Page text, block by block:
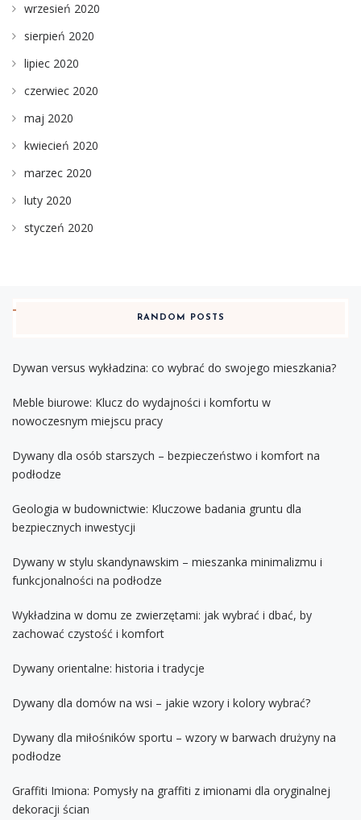
wrzesień 2020
sierpień 2020
lipiec 2020
czerwiec 2020
maj 2020
kwiecień 2020
marzec 2020
luty 2020
styczeń 2020
RANDOM POSTS
Dywan versus wykładzina: co wybrać do swojego mieszkania?
Meble biurowe: Klucz do wydajności i komfortu w
nowoczesnym miejscu pracy
Dywany dla osób starszych – bezpieczeństwo i komfort na
podłodze
Geologia w budownictwie: Kluczowe badania gruntu dla
bezpiecznych inwestycji
Dywany w stylu skandynawskim – mieszanka minimalizmu i
funkcjonalności na podłodze
Wykładzina w domu ze zwierzętami: jak wybrać i dbać, by
zachować czystość i komfort
Dywany orientalne: historia i tradycje
Dywany dla domów na wsi – jakie wzory i kolory wybrać?
Dywany dla miłośników sportu – wzory w barwach drużyny na
podłodze
Graffiti Imiona: Pomysły na graffiti z imionami dla oryginalnej
dekoracji ścian